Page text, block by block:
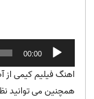
پخش‌کننده
صوت
00:00
اهنگ فیلیم کیمی از
همچنین می توانید